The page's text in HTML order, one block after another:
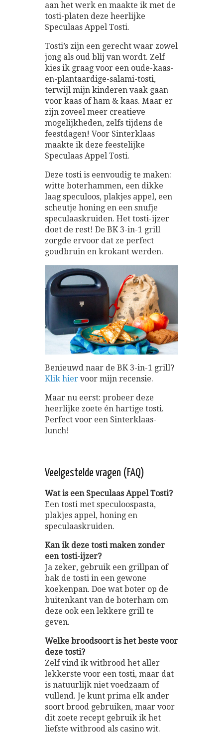
aan het werk en maakte ik met de
tosti-platen deze heerlijke
Speculaas Appel Tosti.
Tosti’s zijn een gerecht waar zowel
jong als oud blij van wordt. Zelf
kies ik graag voor een oude-kaas-
en-plantaardige-salami-tosti,
terwijl mijn kinderen vaak gaan
voor kaas of ham & kaas. Maar er
zijn zoveel meer creatieve
mogelijkheden, zelfs tijdens de
feestdagen! Voor Sinterklaas
maakte ik deze feestelijke
Speculaas Appel Tosti.
Deze tosti is eenvoudig te maken:
witte boterhammen, een dikke
laag speculoos, plakjes appel, een
scheutje honing en een snufje
speculaaskruiden. Het tosti-ijzer
doet de rest! De BK 3-in-1 grill
zorgde ervoor dat ze perfect
goudbruin en krokant werden.
Benieuwd naar de BK 3-in-1 grill?
Klik hier voor mijn recensie.
Maar nu eerst: probeer deze
heerlijke zoete én hartige tosti.
Perfect voor een Sinterklaas-
lunch!
Veelgestelde vragen (FAQ)
Wat is een Speculaas Appel Tosti?
Een tosti met speculoospasta,
plakjes appel, honing en
speculaaskruiden.
Kan ik deze tosti maken zonder
een tosti-ijzer?
Ja zeker, gebruik een grillpan of
bak de tosti in een gewone
koekenpan. Doe wat boter op de
buitenkant van de boterham om
deze ook een lekkere grill te
geven.
Welke broodsoort is het beste voor
deze tosti?
Zelf vind ik witbrood het aller
lekkerste voor een tosti, maar dat
is natuurlijk niet voedzaam of
vullend. Je kunt prima elk ander
soort brood gebruiken, maar voor
dit zoete recept gebruik ik het
liefste witbrood als casino wit.